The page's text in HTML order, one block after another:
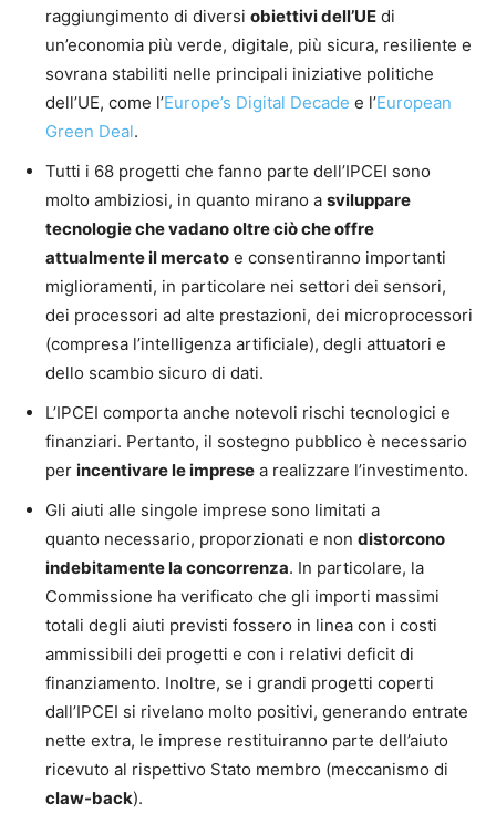
raggiungimento di diversi obiettivi dell’UE di
un’economia più verde, digitale, più sicura, resiliente e
sovrana stabiliti nelle principali iniziative politiche
dell’UE, come l’Europe’s Digital Decade e l’European
Green Deal.
Tutti i 68 progetti che fanno parte dell’IPCEI sono
molto ambiziosi, in quanto mirano a sviluppare
tecnologie che vadano oltre ciò che offre
attualmente il mercato e consentiranno importanti
miglioramenti, in particolare nei settori dei sensori,
dei processori ad alte prestazioni, dei microprocessori
(compresa l’intelligenza artificiale), degli attuatori e
dello scambio sicuro di dati.
L’IPCEI comporta anche notevoli rischi tecnologici e
finanziari. Pertanto, il sostegno pubblico è necessario
per incentivare le imprese a realizzare l’investimento.
Gli aiuti alle singole imprese sono limitati a
quanto necessario, proporzionati e non distorcono
indebitamente la concorrenza. In particolare, la
Commissione ha verificato che gli importi massimi
totali degli aiuti previsti fossero in linea con i costi
ammissibili dei progetti e con i relativi deficit di
finanziamento. Inoltre, se i grandi progetti coperti
dall’IPCEI si rivelano molto positivi, generando entrate
nette extra, le imprese restituiranno parte dell’aiuto
ricevuto al rispettivo Stato membro (meccanismo di
claw-back).